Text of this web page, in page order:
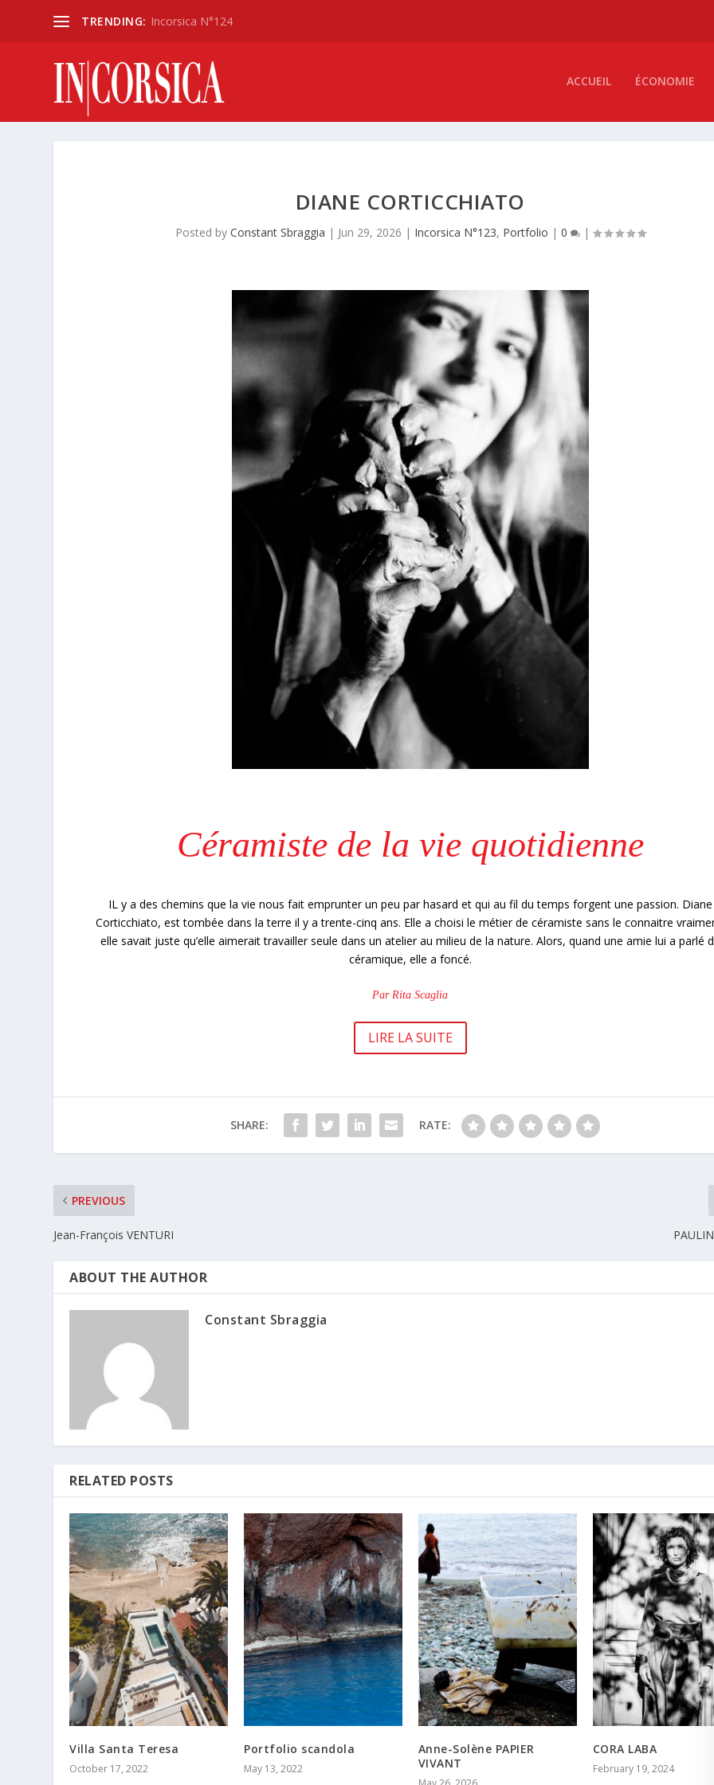
TRENDING: Incorsica N°124
ACCUEIL ÉCONOMIE
DIANE CORTICCHIATO
Posted by Constant Sbraggia | Jun 29, 2026 | Incorsica N°123, Portfolio | 0 |
Céramiste de la vie quotidienne
IL y a des chemins que la vie nous fait emprunter un peu par hasard et qui au fil du temps forgent une passion. Diane
Corticchiato, est tombée dans la terre il y a trente-cinq ans. Elle a choisi le métier de céramiste sans le connaitre
elle savait juste qu’elle aimerait travailler seule dans un atelier au milieu de la nature. Alors, quand une amie lui a parlé
céramique, elle a foncé.
Par Rita Scaglia
LIRE LA SUITE
SHARE: RATE:
PREVIOUS
Jean-François VENTURI
ABOUT THE AUTHOR
Constant Sbraggia
RELATED POSTS
Villa Santa Teresa
October 17, 2022
Portfolio scandola
May 13, 2022
Anne-Solène PAPIER
VIVANT
CORA LABA
February 19, 2024